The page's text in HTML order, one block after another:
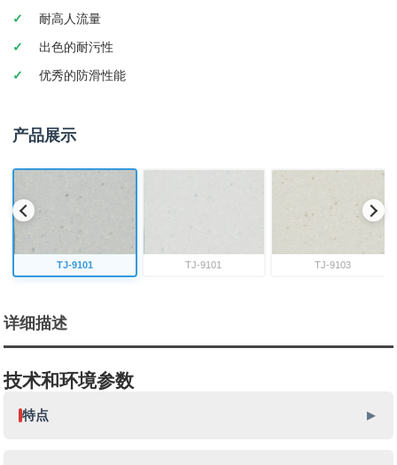
耐高人流量
出色的耐污性
优秀的防滑性能
产品展示
TJ-9101 TJ-9101 TJ-9103
详细描述
技术和环境参数
特点